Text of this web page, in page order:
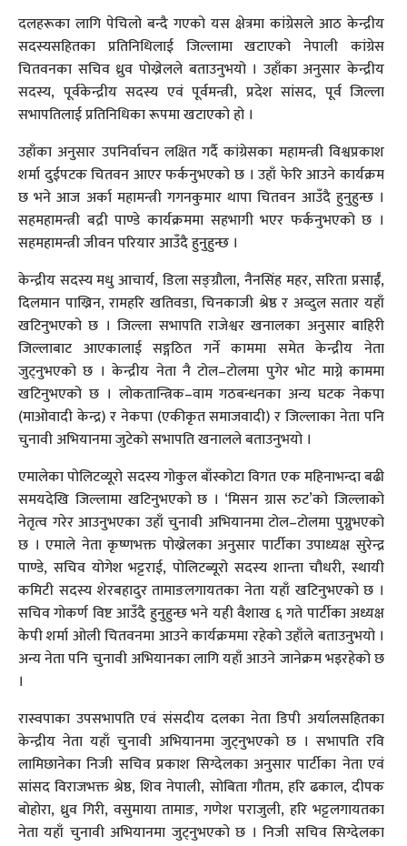
दलहरूका लागि पेचिलो बन्दै गएको यस क्षेत्रमा कांग्रेसले आठ केन्द्रीय
सदस्यसहितका प्रतिनिधिलाई जिल्लामा खटाएको नेपाली कांग्रेस
चितवनका सचिव ध्रुव पोख्रेलले बताउनुभयो । उहाँका अनुसार केन्द्रीय
सदस्य, पूर्वकेन्द्रीय सदस्य एवं पूर्वमन्त्री, प्रदेश सांसद, पूर्व जिल्ला
सभापतिलाई प्रतिनिधिका रूपमा खटाएको हो ।
उहाँका अनुसार उपनिर्वाचन लक्षित गर्दै कांग्रेसका महामन्त्री विश्वप्रकाश
शर्मा दुईपटक चितवन आएर फर्कनुभएको छ । उहाँ फेरि आउने कार्यक्रम
छ भने आज अर्का महामन्त्री गगनकुमार थापा चितवन आउँदै हुनुहुन्छ ।
सहमहामन्त्री बद्री पाण्डे कार्यक्रममा सहभागी भएर फर्कनुभएको छ ।
सहमहामन्त्री जीवन परियार आउँदै हुनुहुन्छ ।
केन्द्रीय सदस्य मधु आचार्य, डिला सङ्ग्रौला, नैनसिंह महर, सरिता प्रसाईँ,
दिलमान पाख्रिन, रामहरि खतिवडा, चिनकाजी श्रेष्ठ र अव्दुल सतार यहाँ
खटिनुभएको छ । जिल्ला सभापति राजेश्वर खनालका अनुसार बाहिरी
जिल्लाबाट आएकालाई सङ्गठित गर्ने काममा समेत केन्द्रीय नेता
जुट्नुभएको छ । केन्द्रीय नेता नै टोल–टोलमा पुगेर भोट माग्ने काममा
खटिनुभएको छ । लोकतान्त्रिक–वाम गठबन्धनका अन्य घटक नेकपा
(माओवादी केन्द्र) र नेकपा (एकीकृत समाजवादी) र जिल्लाका नेता पनि
चुनावी अभियानमा जुटेको सभापति खनालले बताउनुभयो ।
एमालेका पोलिटव्यूरो सदस्य गोकुल बाँस्कोटा विगत एक महिनाभन्दा बढी
समयदेखि जिल्लामा खटिनुभएको छ । ‘मिसन ग्रास रुट’को जिल्लाको
नेतृत्व गरेर आउनुभएका उहाँ चुनावी अभियानमा टोल–टोलमा पुग्नुभएको
छ । एमाले नेता कृष्णभक्त पोख्रेलका अनुसार पार्टीका उपाध्यक्ष सुरेन्द्र
पाण्डे, सचिव योगेश भट्टराई, पोलिटब्यूरो सदस्य शान्ता चौधरी, स्थायी
कमिटी सदस्य शेरबहादुर तामाङलगायतका नेता यहाँ खटिनुभएको छ ।
सचिव गोकर्ण विष्ट आउँदै हुनुहुन्छ भने यही वैशाख ६ गते पार्टीका अध्यक्ष
केपी शर्मा ओली चितवनमा आउने कार्यक्रममा रहेको उहाँले बताउनुभयो ।
अन्य नेता पनि चुनावी अभियानका लागि यहाँ आउने जानेक्रम भइरहेको छ
।
रास्वपाका उपसभापति एवं संसदीय दलका नेता डिपी अर्यालसहितका
केन्द्रीय नेता यहाँ चुनावी अभियानमा जुट्नुभएको छ । सभापति रवि
लामिछानेका निजी सचिव प्रकाश सिग्देलका अनुसार पार्टीका नेता एवं
सांसद विराजभक्त श्रेष्ठ, शिव नेपाली, सोबिता गौतम, हरि ढकाल, दीपक
बोहोरा, ध्रुव गिरी, वसुमाया तामाङ, गणेश पराजुली, हरि भट्टलगायतका
नेता यहाँ चुनावी अभियानमा जुट्नुभएको छ । निजी सचिव सिग्देलका